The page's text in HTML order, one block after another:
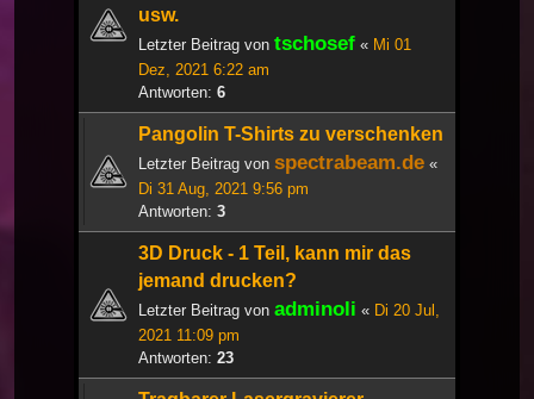
usw.
Letzter Beitrag von tschosef « Mi 01
Dez, 2021 6:22 am
Antworten: 6
Pangolin T-Shirts zu verschenken
Letzter Beitrag von spectrabeam.de «
Di 31 Aug, 2021 9:56 pm
Antworten: 3
3D Druck - 1 Teil, kann mir das
jemand drucken?
Letzter Beitrag von adminoli « Di 20 Jul,
2021 11:09 pm
Antworten: 23